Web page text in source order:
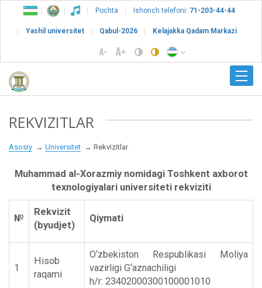
Pochta Ishonch telefoni: 71-203-44-44
Yashil universitet Qabul-2026 Kelajakka Qadam Markazi
REKVIZITLAR
Asosiy Universitet Rekvizitlar
Muhammad al-Xorazmiy nomidagi Toshkent axborot
texnologiyalari universiteti rekviziti
№
Rekvizit
(byudjet)
Qiymati
1
Hisob
raqami
O‘zbekiston Respublikasi Moliya
vazirligi G‘aznachiligi
h/r: 23402000300100001010